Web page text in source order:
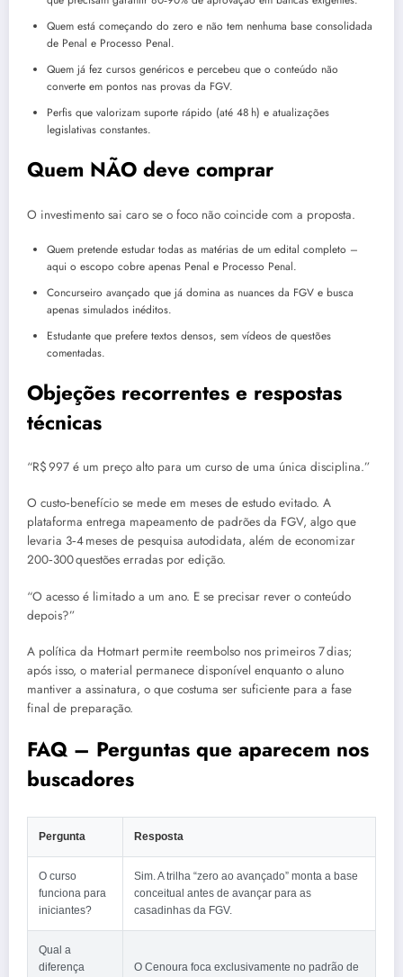
Quem está começando do zero e não tem nenhuma base consolidada
de Penal e Processo Penal.
Quem já fez cursos genéricos e percebeu que o conteúdo não
converte em pontos nas provas da FGV.
Perfis que valorizam suporte rápido (até 48 h) e atualizações
legislativas constantes.
Quem NÃO deve comprar
O investimento sai caro se o foco não coincide com a proposta.
Quem pretende estudar todas as matérias de um edital completo –
aqui o escopo cobre apenas Penal e Processo Penal.
Concurseiro avançado que já domina as nuances da FGV e busca
apenas simulados inéditos.
Estudante que prefere textos densos, sem vídeos de questões
comentadas.
Objeções recorrentes e respostas
técnicas
“R$ 997 é um preço alto para um curso de uma única disciplina.”
O custo‑benefício se mede em meses de estudo evitado. A
plataforma entrega mapeamento de padrões da FGV, algo que
levaria 3‑4 meses de pesquisa autodidata, além de economizar
200‑300 questões erradas por edição.
“O acesso é limitado a um ano. E se precisar rever o conteúdo
depois?”
A política da Hotmart permite reembolso nos primeiros 7 dias;
após isso, o material permanece disponível enquanto o aluno
mantiver a assinatura, o que costuma ser suficiente para a fase
final de preparação.
FAQ – Perguntas que aparecem nos
buscadores
Pergunta Resposta
O curso
funciona para
iniciantes?
Sim. A trilha “zero ao avançado” monta a base
conceitual antes de avançar para as
casadinhas da FGV.
Qual a
diferença
O Cenoura foca exclusivamente no padrão de